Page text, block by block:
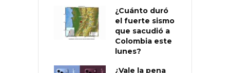
¿Cuánto duró
el fuerte sismo
que sacudió a
Colombia este
lunes?
¿Vale la pena